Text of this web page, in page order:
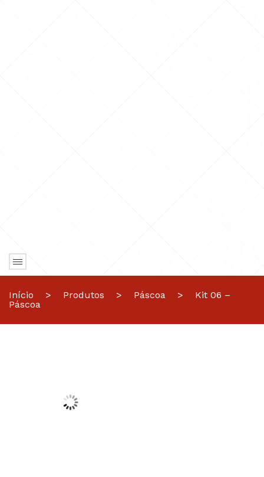
Início > Produtos > Páscoa >
Kit 06 –
Páscoa